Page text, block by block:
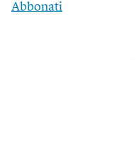
Abbonati